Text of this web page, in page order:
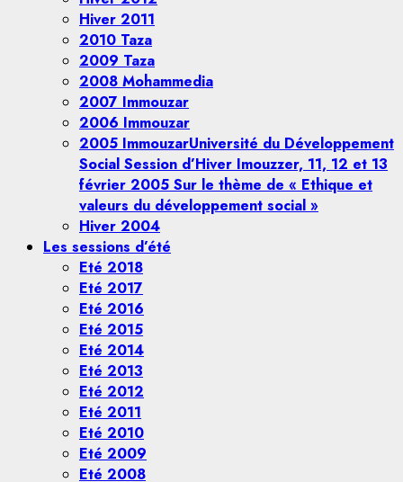
Hiver 2011
2010 Taza
2009 Taza
2008 Mohammedia
2007 Immouzar
2006 Immouzar
2005 ImmouzarUniversité du Développement
Social Session d’Hiver Imouzzer, 11, 12 et 13
février 2005 Sur le thème de « Ethique et
valeurs du développement social »
Hiver 2004
Les sessions d’été
Eté 2018
Eté 2017
Eté 2016
Eté 2015
Eté 2014
Eté 2013
Eté 2012
Eté 2011
Eté 2010
Eté 2009
Eté 2008